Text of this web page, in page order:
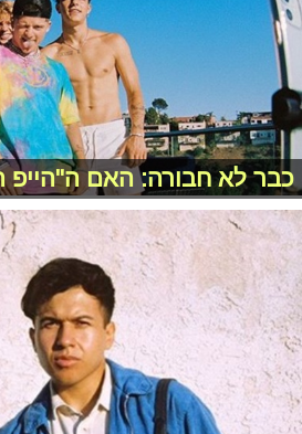
כבר לא חבורה: האם ה"הייפ